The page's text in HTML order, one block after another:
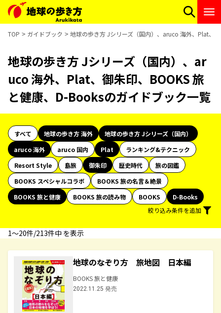
TOP ガイドブック 地球の歩き方 Jシリーズ（国内）、aruco 海外、Plat、
地球の歩き方 Jシリーズ（国内）、ar
uco 海外、Plat、御朱印、BOOKS 旅
と健康、D-Booksのガイドブック一覧
すべて 地球の歩き方 海外
地球の歩き方 Jシリーズ（国内）
aruco 海外
aruco 国内 Plat
ランキング&テクニック
Resort Style
島旅 御朱印 歴史時代
旅の図鑑
BOOKS スペシャルコラボ
BOOKS 旅の名言＆絶景
BOOKS 旅と健康
BOOKS 旅の読み物 BOOKS
D-Books
絞り込み条件を追加
1〜20件/213件中 を表示
地球のなぞり方 旅地図 日本編
BOOKS 旅と健康
2022.11.25 発売